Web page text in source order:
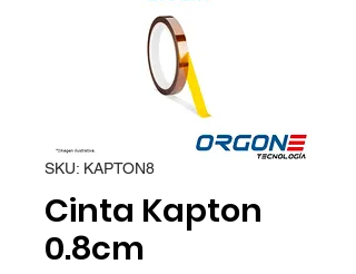
SKU: KAPTON8
Cinta Kapton
0.8cm